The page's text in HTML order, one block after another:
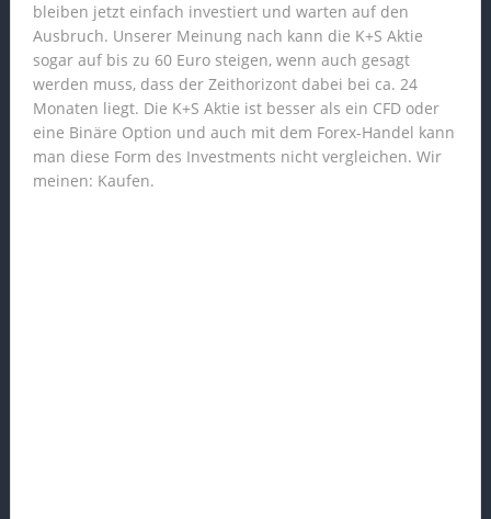
bleiben jetzt einfach investiert und warten auf den
Ausbruch. Unserer Meinung nach kann die K+S Aktie
sogar auf bis zu 60 Euro steigen, wenn auch gesagt
werden muss, dass der Zeithorizont dabei bei ca. 24
Monaten liegt. Die K+S Aktie ist besser als ein CFD oder
eine Binäre Option und auch mit dem Forex-Handel kann
man diese Form des Investments nicht vergleichen. Wir
meinen: Kaufen.